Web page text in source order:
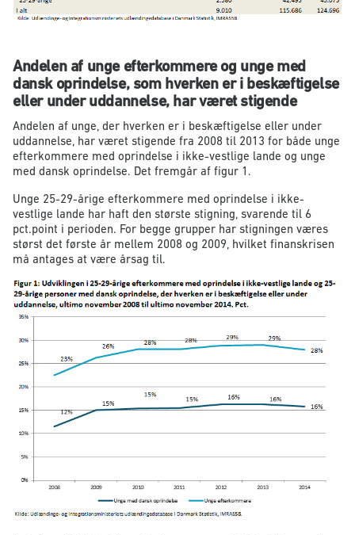
Andelen af unge efterkommere og unge med
dansk oprindelse, som hverken er i beskæftigelse
eller under uddannelse, har været stigende
Andelen af unge, der hverken er i beskæftigelse eller under
uddannelse, har været stigende fra 2008 til 2013 for både unge
efterkommere med oprindelse i ikke-vestlige lande og unge
med dansk oprindelse. Det fremgår af figur 1.
Unge 25-29-årige efterkommere med oprindelse i ikke-
vestlige lande har haft den største stigning, svarende til 6
pct.point i perioden. For begge grupper har stigningen væres
størst det første år mellem 2008 og 2009, hvilket finanskrisen
må antages at være årsag til.